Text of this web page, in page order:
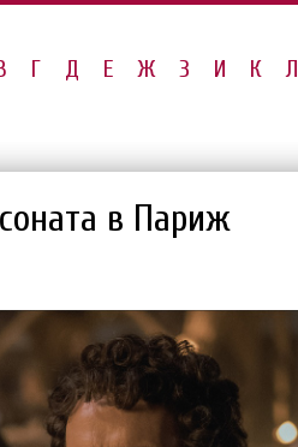
Г Д Е Ж З И К Л
в Париж